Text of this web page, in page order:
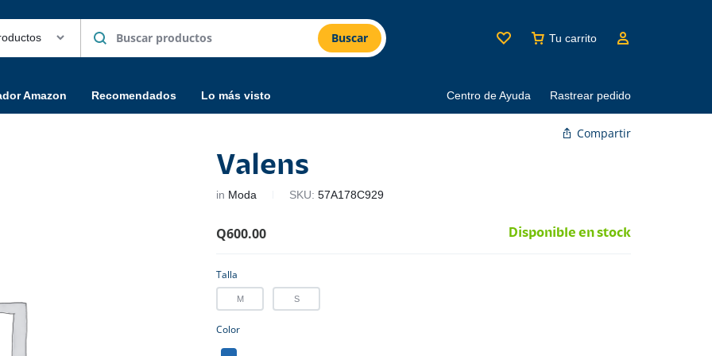
Buscar Tu carrito
Amazon Recomendados Lo más visto Centro de Ayuda Rastrear pedido
Compartir
Valens
in Moda SKU:57A178C929
Q600.00 Disponible en stock
Talla
M S
Color